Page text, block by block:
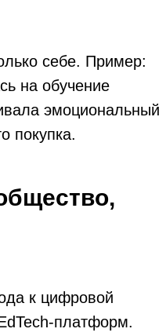
себе. Пример:
на обучение
эмоциональный
покупка.
к цифровой
платформ.